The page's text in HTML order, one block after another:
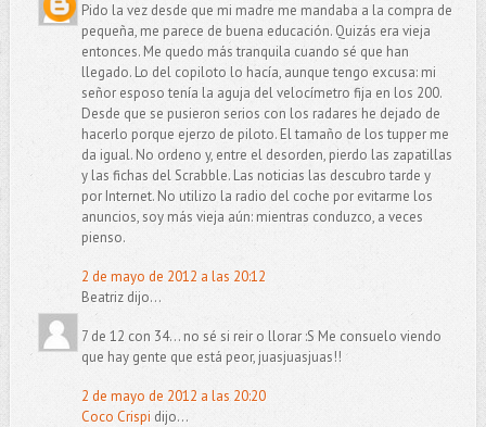
Pido la vez desde que mi madre me mandaba a la compra de
pequeña, me parece de buena educación. Quizás era vieja
entonces. Me quedo más tranquila cuando sé que han
llegado. Lo del copiloto lo hacía, aunque tengo excusa: mi
señor esposo tenía la aguja del velocímetro fija en los 200.
Desde que se pusieron serios con los radares he dejado de
hacerlo porque ejerzo de piloto. El tamaño de los tupper me
da igual. No ordeno y, entre el desorden, pierdo las zapatillas
y las fichas del Scrabble. Las noticias las descubro tarde y
por Internet. No utilizo la radio del coche por evitarme los
anuncios, soy más vieja aún: mientras conduzco, a veces
pienso.
2 de mayo de 2012 a las 20:12
Beatriz dijo...
7 de 12 con 34... no sé si reir o llorar :S Me consuelo viendo
que hay gente que está peor, juasjuasjuas!!
2 de mayo de 2012 a las 20:20
Coco Crispi dijo...